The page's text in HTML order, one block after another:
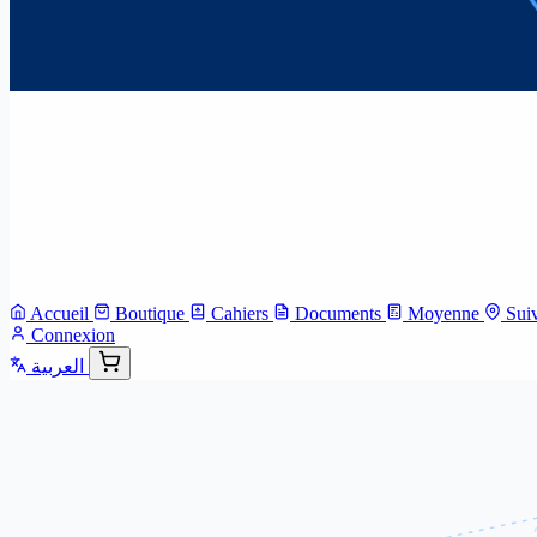
Accueil Boutique Cahiers Documents Moyenne
Connexion
العربية